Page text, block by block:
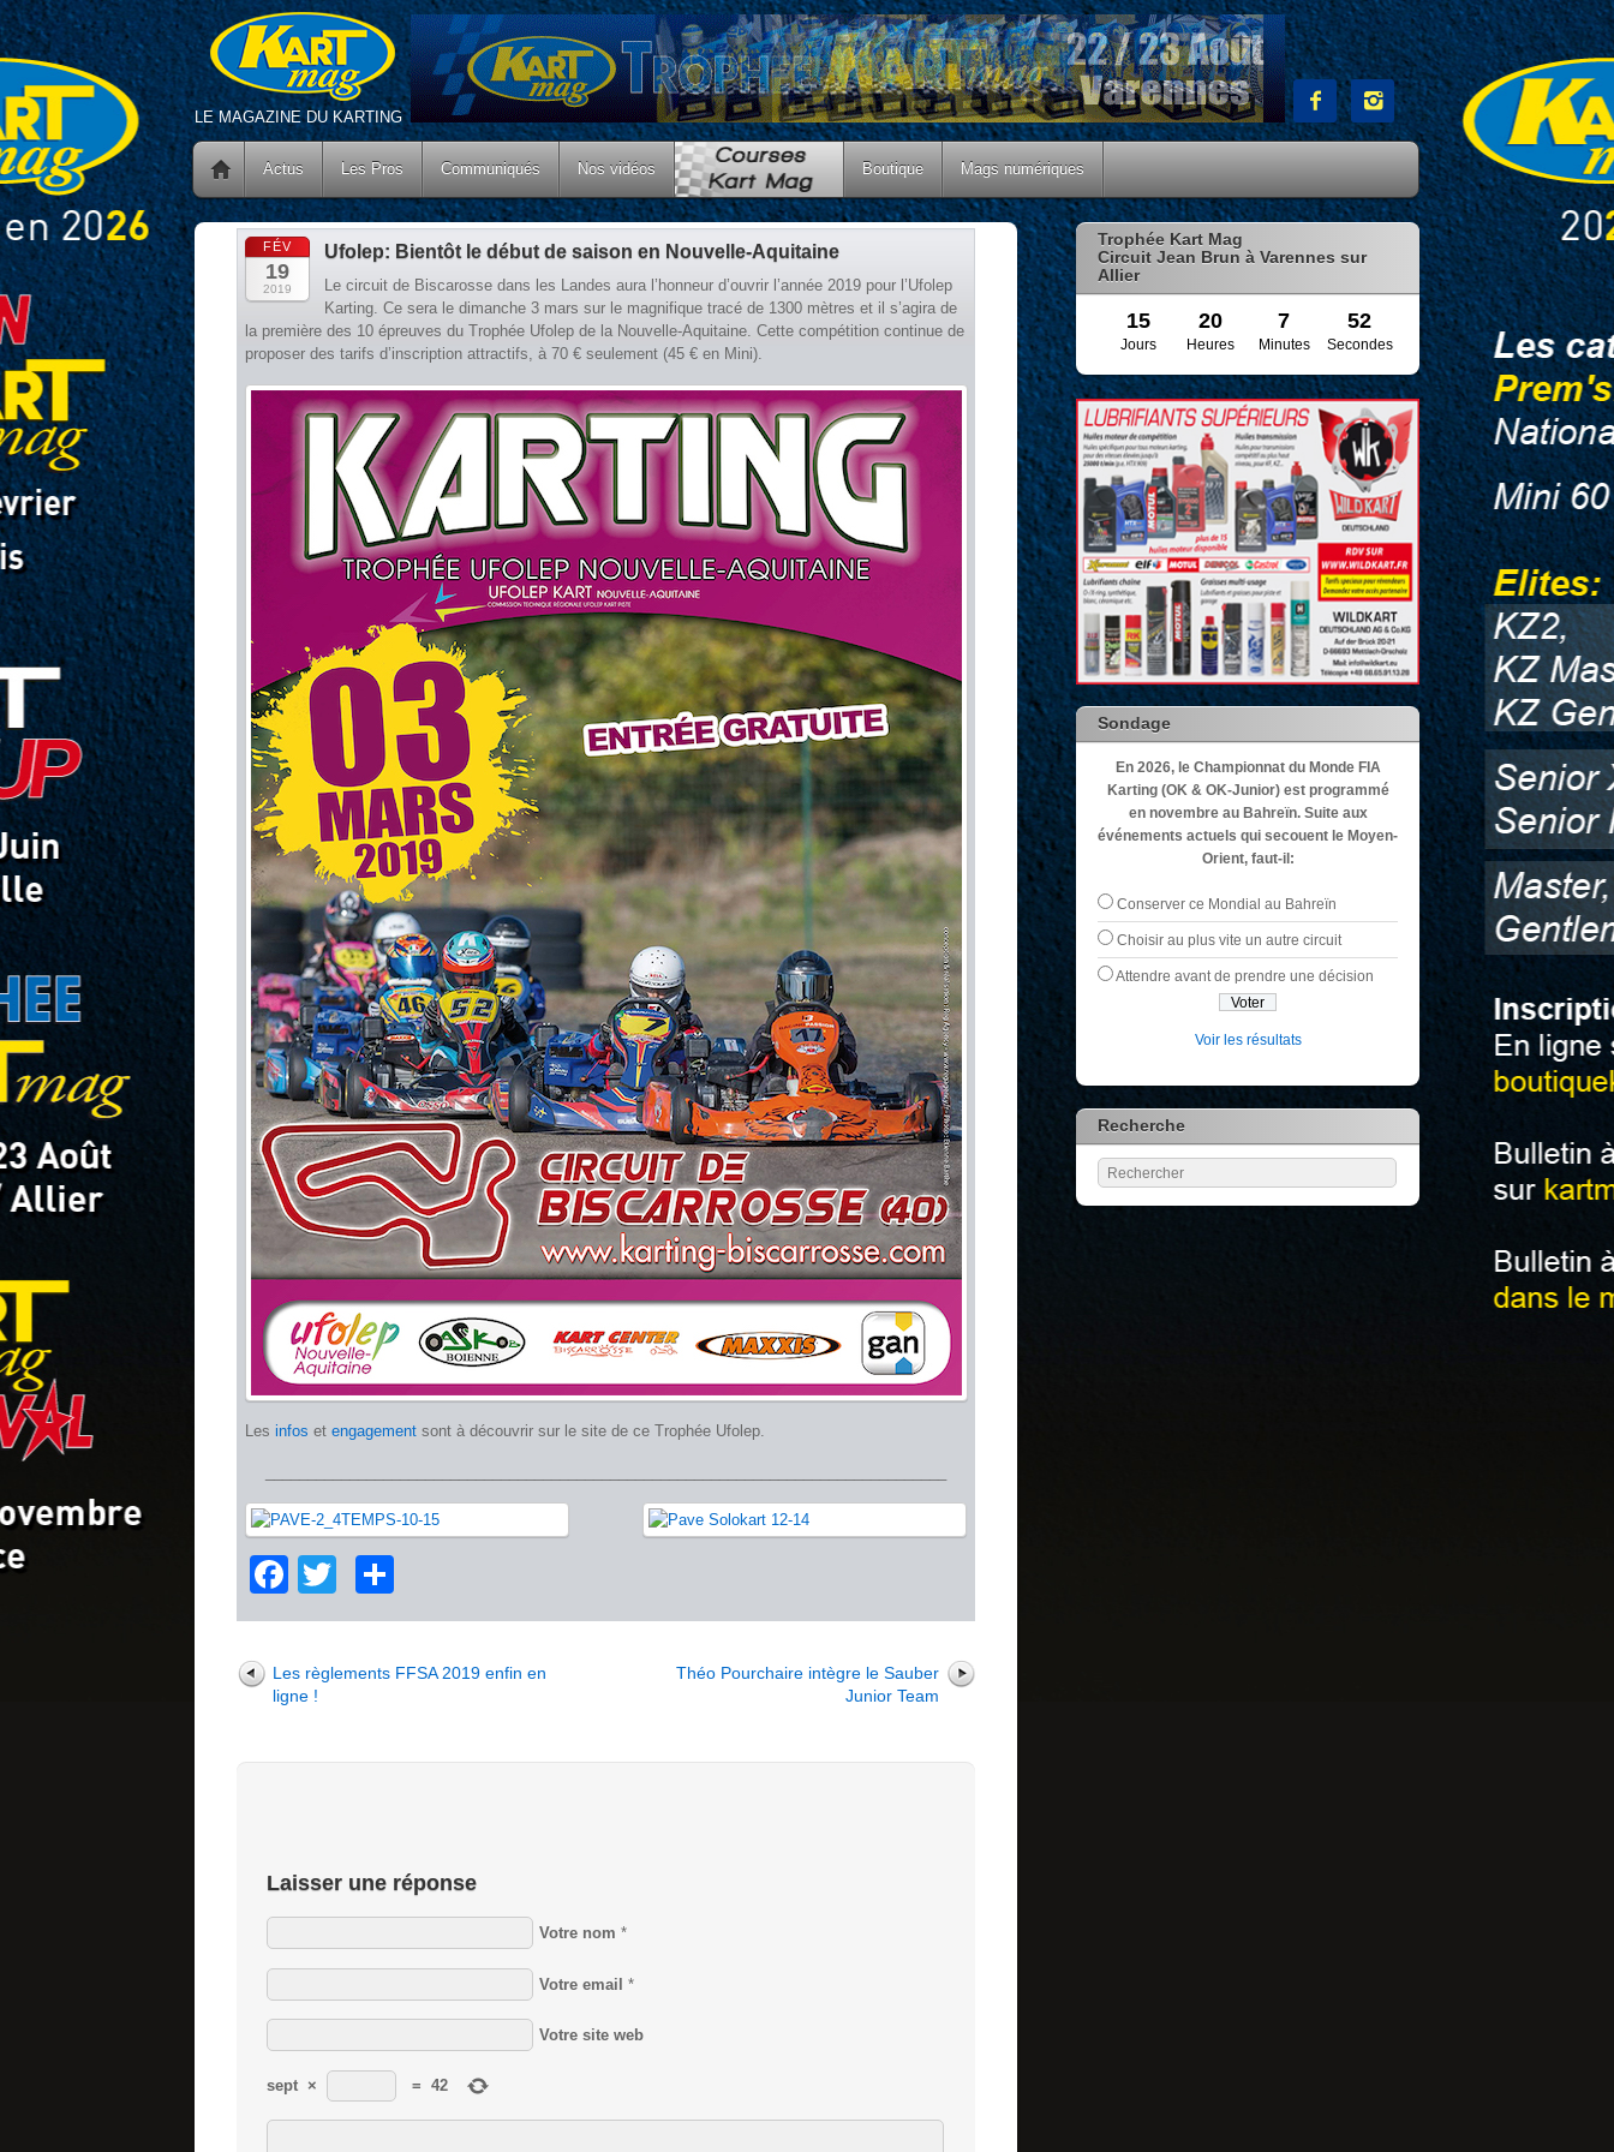
LE MAGAZINE DU KARTING
 
Actus Les Pros Communiqués Nos vidéos Boutique Mags numériques
FÉV
19
2019
Ufolep: Bientôt le début de saison en Nouvelle-Aquitaine
Le circuit de Biscarosse dans les Landes aura l’honneur d’ouvrir l’année 2019 pour l’Ufolep
Karting. Ce sera le dimanche 3 mars sur le magnifique tracé de 1300 mètres et il s’agira de
la première des 10 épreuves du Trophée Ufolep de la Nouvelle-Aquitaine. Cette compétition continue de
proposer des tarifs d’inscription attractifs, à 70 € seulement (45 € en Mini).
Les infos et engagement sont à découvrir sur le site de ce Trophée Ufolep.
Facebook
Twitter
Les règlements FFSA 2019 enfin en
ligne !
Théo Pourchaire intègre le Sauber
Junior Team
Laisser une réponse
Votre nom *
Votre email *
Votre site web
sept × = 42
Trophée Kart Mag
Circuit Jean Brun à Varennes sur
Allier
15 20 7 51
Jours Heures Minutes Secondes
Sondage
En 2026, le Championnat du Monde FIA
Karting (OK & OK-Junior) est programmé
en novembre au Bahreïn. Suite aux
événements actuels qui secouent le Moyen-
Orient, faut-il:
Conserver ce Mondial au Bahreïn
Choisir au plus vite un autre circuit
Attendre avant de prendre une décision
Voir les résultats
Recherche